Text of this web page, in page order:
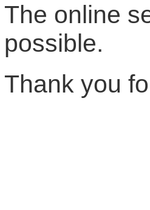
The online
possible.
Thank you